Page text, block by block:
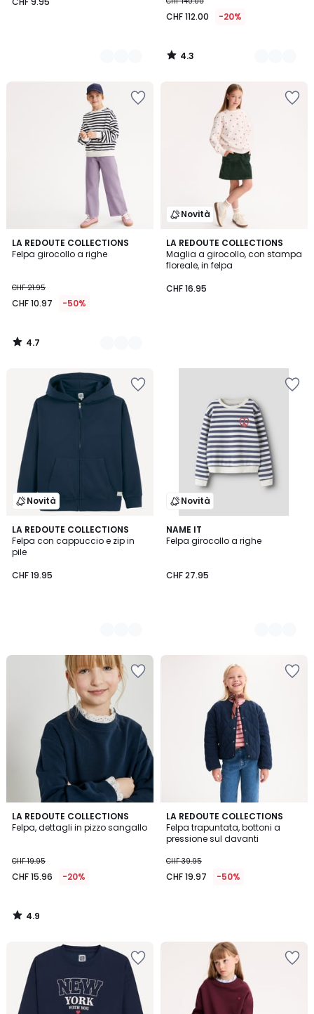
CHF 112.00 -20%
4.3
/
LA REDOUTE COLLECTIONS
Felpa girocollo a righe
CHF 21.95
CHF 10.97 -50%
4.7
/ 5
2
Colori
4.7
/
Novità
LA REDOUTE COLLECTIONS
Maglia a girocollo, con stampa
floreale, in felpa
CHF 16.95
Novità
LA REDOUTE COLLECTIONS
Felpa con cappuccio e zip in
pile
CHF 19.95
4
Colori
Novità
NAME IT
Felpa girocollo a righe
CHF 27.95
2
Colori
LA REDOUTE COLLECTIONS
Felpa, dettagli in pizzo sangallo
CHF 19.95
CHF 15.96 -20%
4.9
/ 5
4.9
/
LA REDOUTE COLLECTIONS
Felpa trapuntata, bottoni a
pressione sul davanti
CHF 39.95
CHF 19.97 -50%